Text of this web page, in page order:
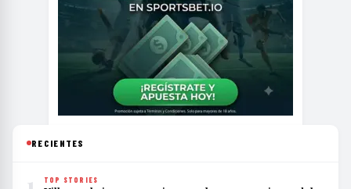
RECIENTES
TOP STORIES